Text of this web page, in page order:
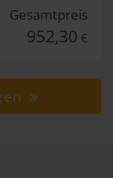
Gesamtpreis
952,30 €